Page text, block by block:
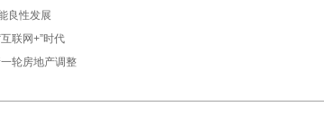
良性发展
联网+”时代
轮房地产调整